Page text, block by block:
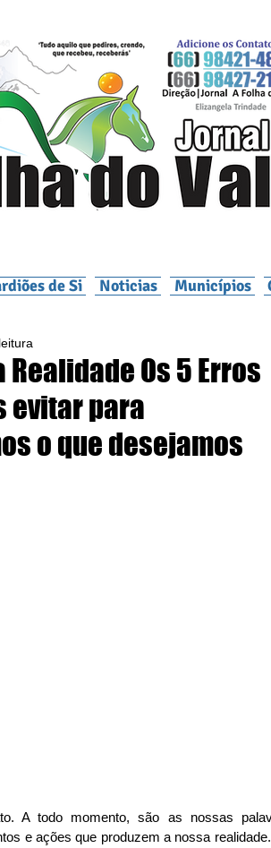
de Si Noticias Municípios
Os 5 Erros
evitar para
o que desejamos
A todo momento, são as nossas
e ações que produzem a nossa